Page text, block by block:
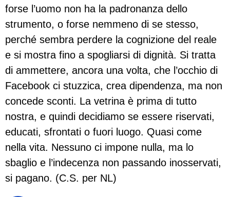
forse l’uomo non ha la padronanza dello
strumento, o forse nemmeno di se stesso,
perché sembra perdere la cognizione del reale
e si mostra fino a spogliarsi di dignità. Si tratta
di ammettere, ancora una volta, che l’occhio di
Facebook ci stuzzica, crea dipendenza, ma non
concede sconti. La vetrina è prima di tutto
nostra, e quindi decidiamo se essere riservati,
educati, sfrontati o fuori luogo. Quasi come
nella vita. Nessuno ci impone nulla, ma lo
sbaglio e l’indecenza non passando inosservati,
si pagano. (C.S. per NL)